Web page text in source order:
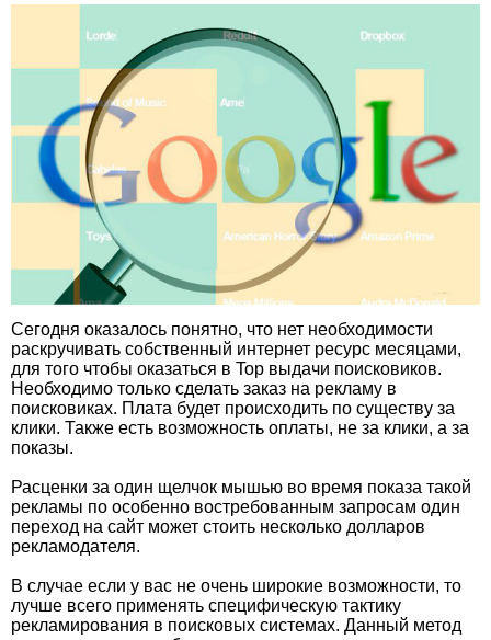
Телефон: +7 (917) 43-73-926
Адрес: Новоженова 90/1 - 419
Email: feedback@goinweb.ru
Сегодня оказалось понятно, что нет необходимости
раскручивать собственный интернет ресурс месяцами,
для того чтобы оказаться в Top выдачи поисковиков.
Необходимо только сделать заказ на рекламу в
поисковиках. Плата будет происходить по существу за
клики. Также есть возможность оплаты, не за клики, а за
показы.
Расценки за один щелчок мышью во время показа такой
рекламы по особенно востребованным запросам один
переход на сайт может стоить несколько долларов
рекламодателя.
В случае если у вас не очень широкие возможности, то
лучше всего применять специфическую тактику
рекламирования в поисковых системах. Данный метод